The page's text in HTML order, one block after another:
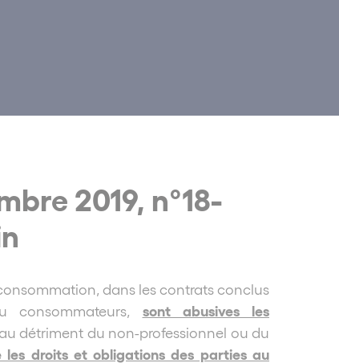
2019, n°18-
dans les contrats conclus
consommateurs, sont abusives les
détriment du non-professionnel ou du
les droits et obligations des parties au